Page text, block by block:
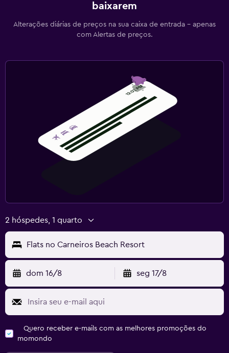
baixarem
Alterações diárias de preços na sua caixa de entrada - apenas
com Alertas de preços.
2 hóspedes, 1 quarto
Flats no Carneiros Beach Resort
dom 16/8 seg 17/8
Quero receber e-mails com as melhores promoções do
momondo